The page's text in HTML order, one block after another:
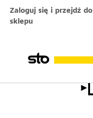
Zaloguj się i przejdź do
sklepu